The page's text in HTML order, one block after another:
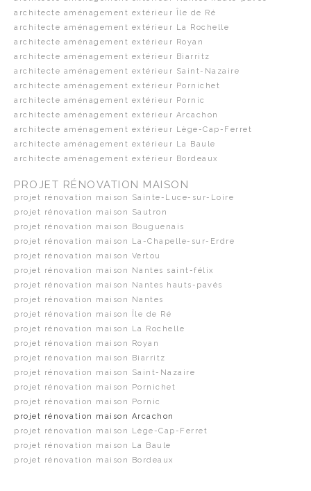
architecte aménagement extérieur Île de Ré
architecte aménagement extérieur La Rochelle
architecte aménagement extérieur Royan
architecte aménagement extérieur Biarritz
architecte aménagement extérieur Saint-Nazaire
architecte aménagement extérieur Pornichet
architecte aménagement extérieur Pornic
architecte aménagement extérieur Arcachon
architecte aménagement extérieur Lège-Cap-Ferret
architecte aménagement extérieur La Baule
architecte aménagement extérieur Bordeaux
PROJET RÉNOVATION MAISON
projet rénovation maison Sainte-Luce-sur-Loire
projet rénovation maison Sautron
projet rénovation maison Bouguenais
projet rénovation maison La-Chapelle-sur-Erdre
projet rénovation maison Vertou
projet rénovation maison Nantes saint-félix
projet rénovation maison Nantes hauts-pavés
projet rénovation maison Nantes
projet rénovation maison Île de Ré
projet rénovation maison La Rochelle
projet rénovation maison Royan
projet rénovation maison Biarritz
projet rénovation maison Saint-Nazaire
projet rénovation maison Pornichet
projet rénovation maison Pornic
projet rénovation maison Arcachon
projet rénovation maison Lège-Cap-Ferret
projet rénovation maison La Baule
projet rénovation maison Bordeaux